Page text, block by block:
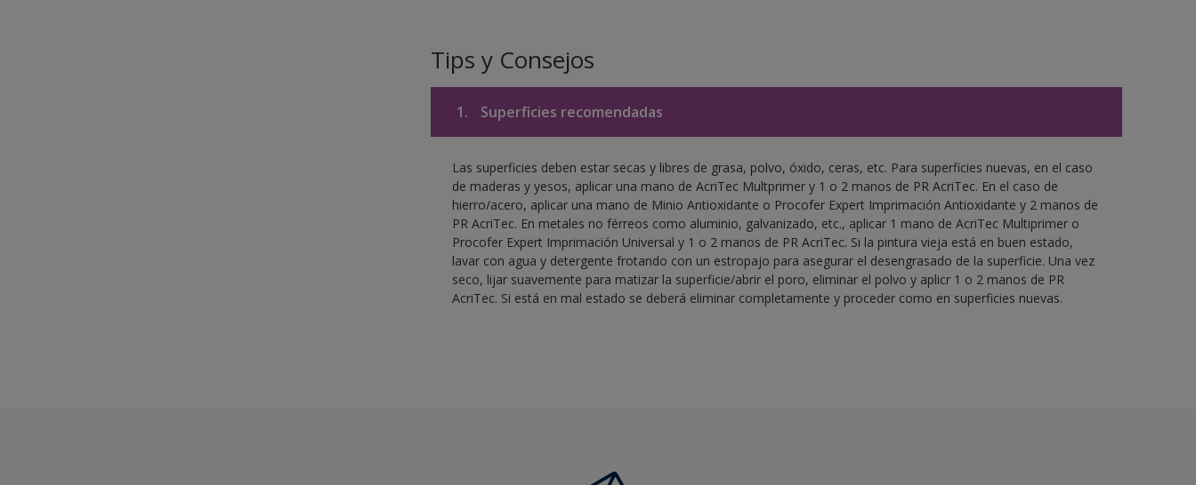
Tips y Consejos
1. Superficies recomendadas
Las superficies deben estar secas y libres de grasa, polvo, óxido, ceras, etc. Para superficies nuevas, en el caso
de maderas y yesos, aplicar una mano de AcriTec Multprimer y 1 o 2 manos de PR AcriTec. En el caso de
hierro/acero, aplicar una mano de Minio Antioxidante o Procofer Expert Imprimación Antioxidante y 2 manos de
PR AcriTec. En metales no férreos como aluminio, galvanizado, etc., aplicar 1 mano de AcriTec Multiprimer o
Procofer Expert Imprimación Universal y 1 o 2 manos de PR AcriTec. Si la pintura vieja está en buen estado,
lavar con agua y detergente frotando con un estropajo para asegurar el desengrasado de la superficie. Una vez
seco, lijar suavemente para matizar la superficie/abrir el poro, eliminar el polvo y aplicr 1 o 2 manos de PR
AcriTec. Si está en mal estado se deberá eliminar completamente y proceder como en superficies nuevas.